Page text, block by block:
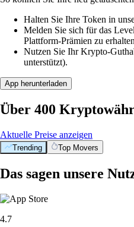
Halten Sie Ihre Token in
Melden Sie sich für das
Plattform-Prämien zu
Nutzen Sie Ihr Krypto-
unterstützt).
App herunterladen
Über 400
Aktuelle Preise anzeigen
Trending Top Movers
Das sagen unsere
4.7